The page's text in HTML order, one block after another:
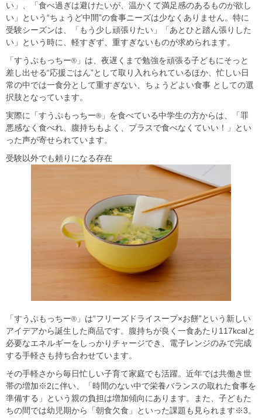
い」、「食べ過ぎは避けたいが、温かくて満足感のあるものが欲し
い」という“ちょうど中間”の食事ニーズは少なくありません。特に
受験シーズンは、「もう少し頑張りたい」「あとひと踏ん張りした
い」という時に、軽すぎず、重すぎないものが求められます。
「すうぷもっちー® 」は、夜遅くまで勉強を頑張る子どもにそっと
差し出せる“応援ごはん”として取り入れられているほか、忙しい日
常の中では一食分として重すぎない、ちょうどよい食事 としての選
択肢となっています。
実際に「すうぷもっちー® 」を食べている中学生の方からは、「罪
悪感なく食べれ、腹持ちもよく、プラスで食べなくていい！」とい
った声が寄せられています。
受験以外でも頼りになる存在
「すうぷもっちー® 」は“フリーズドライスープ×お餅”という新しい
アイデアから誕生した商品です。腹持ちが良く一食あたり117kcalと
必要なエネルギーをしっかりチャージでき、電子レンジのみで完成
する手軽さも持ち合わせています。
その手軽さから毎日忙しい子育て家庭でも活躍。近年では共働き世
帯の増加※2に伴い、「時間のない中で栄養バランスの取れた食事を
準備する」という親の負担は増加傾向にあります。また、子どもた
ちの間では幼児期から「朝食欠食」といった課題も見られます※3。